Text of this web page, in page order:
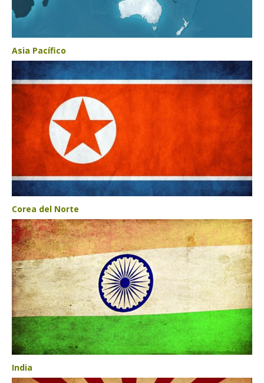
Asia Pacífico
Corea del Norte
India